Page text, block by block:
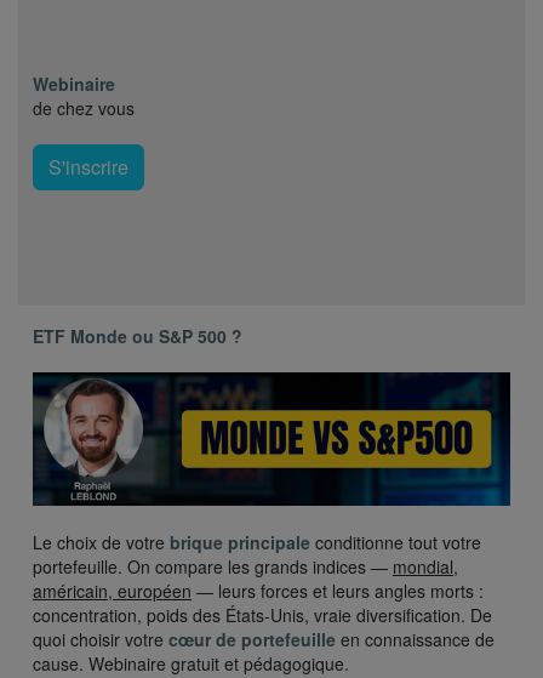
Webinaire
de chez vous
S'inscrire
ETF Monde ou S&P 500 ?
Le choix de votre brique principale conditionne tout votre
portefeuille. On compare les grands indices — mondial,
américain, européen — leurs forces et leurs angles morts :
concentration, poids des États-Unis, vraie diversification. De
quoi choisir votre cœur de portefeuille en connaissance de
cause. Webinaire gratuit et pédagogique.